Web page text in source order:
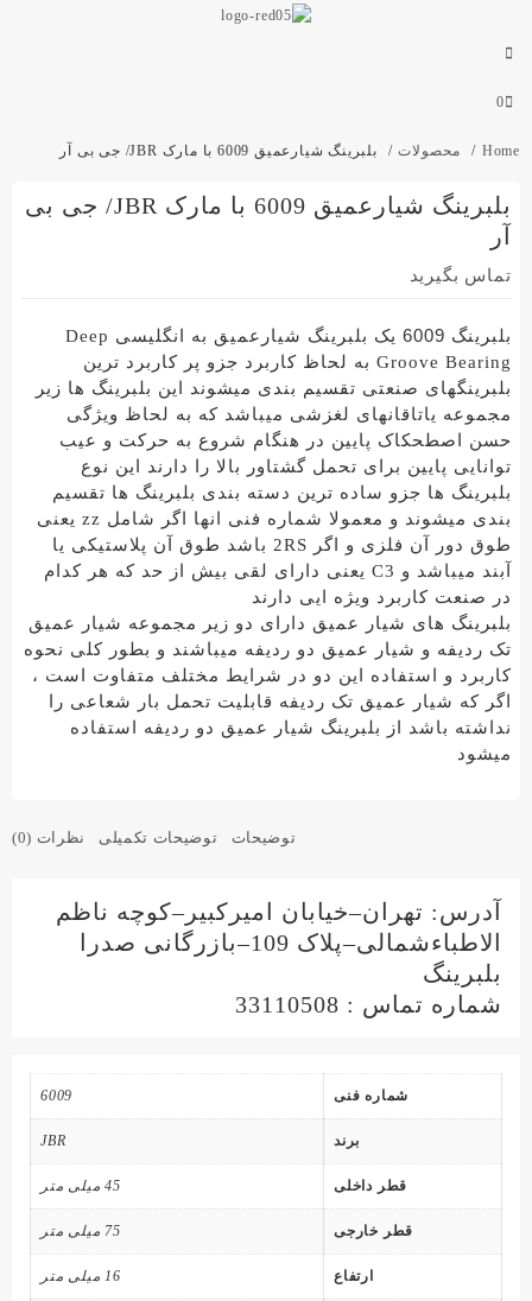
0
Home محصولات بلبرینگ شیارعمیق 6009 با مارک JBR/ جی بی آر
بلبرینگ شیارعمیق 6009 با مارک JBR/ جی بی
آر
تماس بگیرید
بلبرینگ 6009
یک بلبرینگ شیارعمیق به انگلیسی Deep
Groove Bearing به لحاظ کاربرد جزو پر کاربرد ترین
بلبرینگهای صنعتی تقسیم بندی میشوند این بلبرینگ ها زیر
مجموعه یاتاقانهای لغزشی میباشد که به لحاظ ویژگی
حسن اصطحکاک پایین در هنگام شروع به حرکت و عیب
توانایی پایین برای تحمل گشتاور بالا را دارند این نوع
بلبرینگ ها جزو ساده ترین دسته بندی بلبرینگ ها تقسیم
بندی میشوند و معمولا شماره فنی انها اگر شامل zz یعنی
طوق دور آن فلزی و اگر 2RS باشد طوق آن پلاستیکی یا
آبند میباشد و C3 یعنی دارای لقی بیش از حد که هر کدام
در صنعت کاربرد ویژه ایی دارند
بلبرینگ های شیار عمیق دارای دو زیر مجموعه شیار عمیق
تک ردیفه و شیار عمیق دو ردیفه میباشند و بطور کلی نحوه
کاربرد و استفاده این دو در شرایط مختلف متفاوت است ،
اگر که شیار عمیق تک ردیفه قابلیت تحمل بار شعاعی را
نداشته باشد از بلبرینگ شیار عمیق دو ردیفه استفاده
میشود
توضیحات توضیحات تکمیلی نظرات (0)
آدرس: تهران–خیابان امیرکبیر–کوچه ناظم
الاطباءشمالی–پلاک 109–بازرگانی صدرا
بلبرینگ
شماره تماس : 33110508
شماره فنی 6009
برند JBR
قطر داخلی 45 میلی متر
قطر خارجی 75 میلی متر
ارتفاع 16 میلی متر